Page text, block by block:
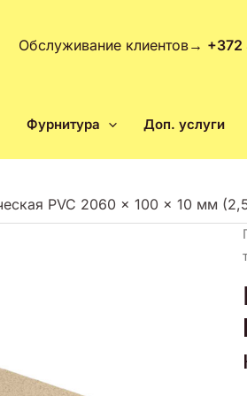
Обслуживание клиентов→
Фурнитура Доп. услуги
PVC 2060 x 100 x 10 мм